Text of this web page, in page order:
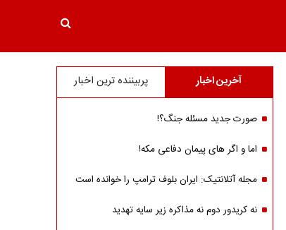
آخرین اخبار پربیننده ترین اخبار
صورت جدید مسئله جنگ؟!
اما و اگر های پیمان دفاعی مکه!
مجله آتلانتیک: ایران بلوف ترامپ را خوانده است
نه کریدور دوم نه مذاکره زیر سایه تهدید